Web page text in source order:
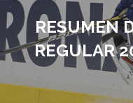
RESUMEN
REGULAR